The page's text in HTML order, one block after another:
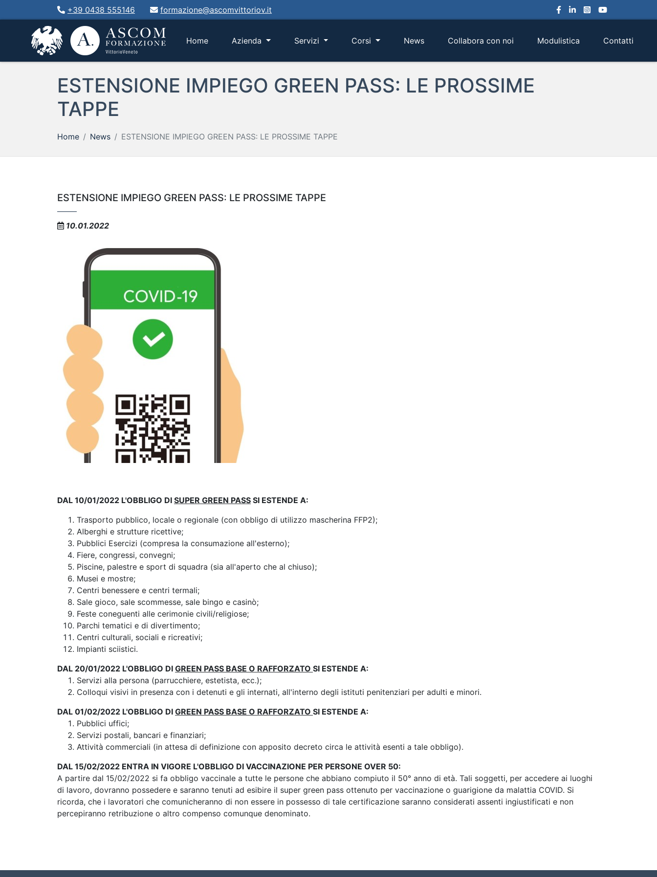
+39 0438 555146 formazione@ascomvittoriov.it
Home(current)Azienda Servizi Corsi News Collabora con noi Modulistica Contatti
ESTENSIONE IMPIEGO GREEN PASS: LE PROSSIME
TAPPE
Home News ESTENSIONE IMPIEGO GREEN PASS: LE PROSSIME TAPPE
ESTENSIONE IMPIEGO GREEN PASS: LE PROSSIME TAPPE
10.01.2022
DAL 10/01/2022 L'OBBLIGO DI SUPER GREEN PASS SI ESTENDE A:
Trasporto pubblico, locale o regionale (con obbligo di utilizzo mascherina FFP2);
Alberghi e strutture ricettive;
Pubblici Esercizi (compresa la consumazione all'esterno);
Fiere, congressi, convegni;
Piscine, palestre e sport di squadra (sia all'aperto che al chiuso);
Musei e mostre;
Centri benessere e centri termali;
Sale gioco, sale scommesse, sale bingo e casinò;
Feste coneguenti alle cerimonie civili/religiose;
Parchi tematici e di divertimento;
Centri culturali, sociali e ricreativi;
Impianti sciistici.
DAL 20/01/2022 L'OBBLIGO DI GREEN PASS BASE O RAFFORZATO SI ESTENDE A:
Servizi alla persona (parrucchiere, estetista, ecc.);
Colloqui visivi in presenza con i detenuti e gli internati, all'interno degli istituti penitenziari per adulti e minori.
DAL 01/02/2022 L'OBBLIGO DI GREEN PASS BASE O RAFFORZATO SI ESTENDE A:
Pubblici uffici;
Servizi postali, bancari e finanziari;
Attività commerciali (in attesa di definizione con apposito decreto circa le attività esenti a tale obbligo).
DAL 15/02/2022 ENTRA IN VIGORE L'OBBLIGO DI VACCINAZIONE PER PERSONE OVER 50:
A partire dal 15/02/2022 si fa obbligo vaccinale a tutte le persone che abbiano compiuto il 50° anno di età. Tali soggetti, per accedere ai luoghi
di lavoro, dovranno possedere e saranno tenuti ad esibire il super green pass ottenuto per vaccinazione o guarigione da malattia COVID. Si
ricorda, che i lavoratori che comunicheranno di non essere in possesso di tale certificazione saranno considerati assenti ingiustificati e non
percepiranno retribuzione o altro compenso comunque denominato.